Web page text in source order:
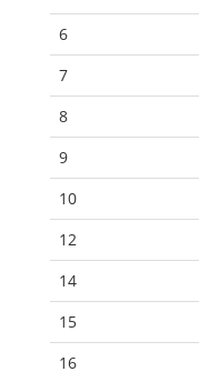
6
7
8
9
10
12
14
15
16